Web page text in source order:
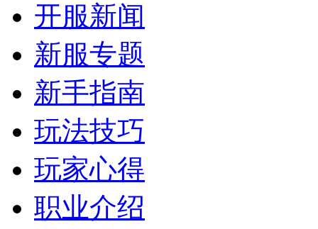
开服新闻
新服专题
新手指南
玩法技巧
玩家心得
职业介绍